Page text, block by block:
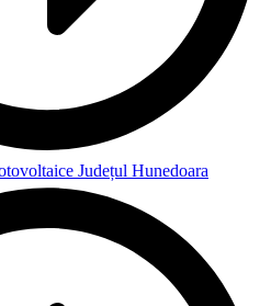
Județul Hunedoara